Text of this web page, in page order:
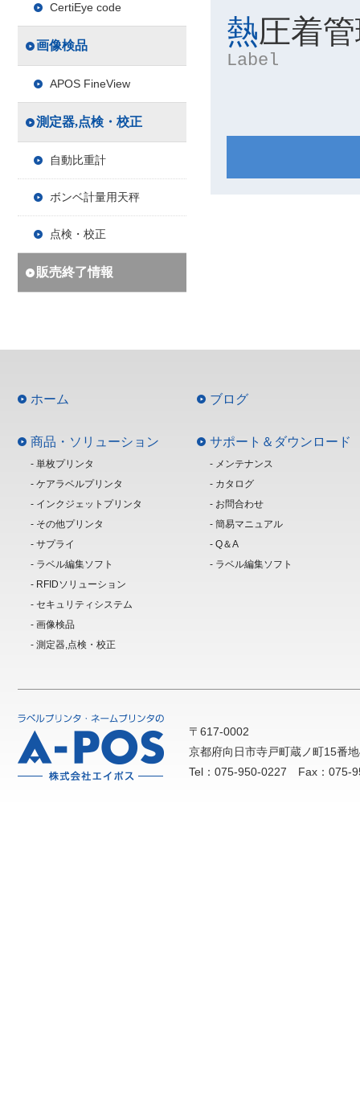
熱圧着
Label
CertiEye code
画像検品
APOS FineView
測定器,点検・校正
自動比重計
ボンベ計量用天秤
点検・校正
販売終了情報
ホーム
商品・ソリューション
- 単枚プリンタ
- ケアラベルプリンタ
- インクジェットプリンタ
- その他プリンタ
- サプライ
- ラベル編集ソフト
- RFIDソリューション
- セキュリティシステム
- 画像検品
- 測定器,点検・校正
ブログ
サポート＆ダウンロード
- メンテナンス
- カタログ
- お問合わせ
- 簡易マニュアル
- Q＆A
- ラベル編集ソフト
〒617-0002
京都府向日市寺戸町蔵ノ町15番
Tel：075-950-0227 Fax：075-